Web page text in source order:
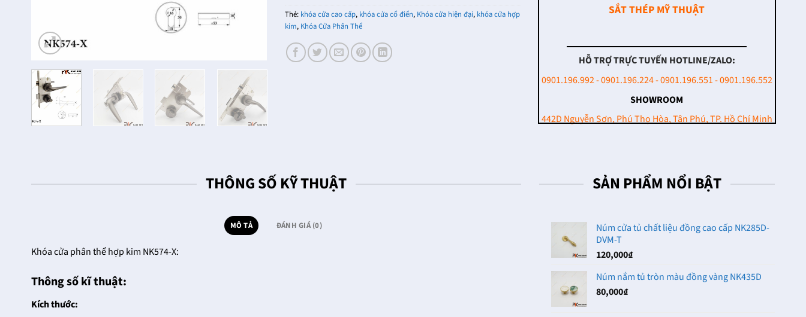
Thẻ: khóa cửa cao cấp, khóa cửa cổ điển, Khóa cửa hiện đại, khóa cửa hợp
kim, Khóa Cửa Phân Thể
SẮT THÉP MỸ THUẬT
HỖ TRỢ TRỰC TUYẾN HOTLINE/ZALO:
0901.196.992 - 0901.196.224 - 0901.196.551 - 0901.196.552
SHOWROOM
442D Nguyễn Sơn, Phú Thọ Hòa, Tân Phú, TP. Hồ Chí Minh
THÔNG SỐ KỸ THUẬT
MÔ TẢ ĐÁNH GIÁ (0)
Khóa cửa phân thể hợp kim NK574-X:
Thông số kĩ thuật:
Kích thước:
SẢN PHẨM NỔI BẬT
Núm cửa tủ chất liệu đồng cao cấp NK285D-
DVM-T
120,000₫
Núm nắm tủ tròn màu đồng vàng NK435D
80,000₫